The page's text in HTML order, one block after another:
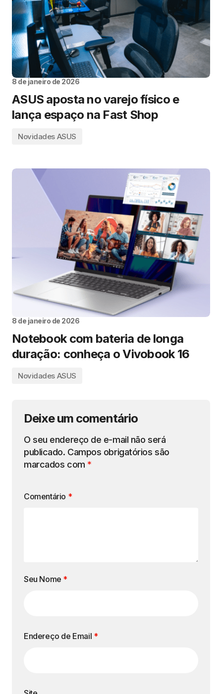
8 de janeiro de 2026
ASUS aposta no varejo físico e
lança espaço na Fast Shop
Novidades ASUS
8 de janeiro de 2026
Notebook com bateria de longa
duração: conheça o Vivobook 16
Novidades ASUS
Deixe um comentário
O seu endereço de e-mail não será
publicado. Campos obrigatórios são
marcados com *
Comentário *
Seu Nome *
Endereço de Email *